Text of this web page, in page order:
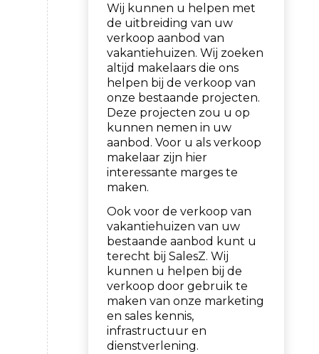
Wij kunnen u helpen met
de uitbreiding van uw
verkoop aanbod van
vakantiehuizen. Wij zoeken
altijd makelaars die ons
helpen bij de verkoop van
onze bestaande projecten.
Deze projecten zou u op
kunnen nemen in uw
aanbod. Voor u als verkoop
makelaar zijn hier
interessante marges te
maken.
Ook voor de verkoop van
vakantiehuizen van uw
bestaande aanbod kunt u
terecht bij SalesZ. Wij
kunnen u helpen bij de
verkoop door gebruik te
maken van onze marketing
en sales kennis,
infrastructuur en
dienstverlening.